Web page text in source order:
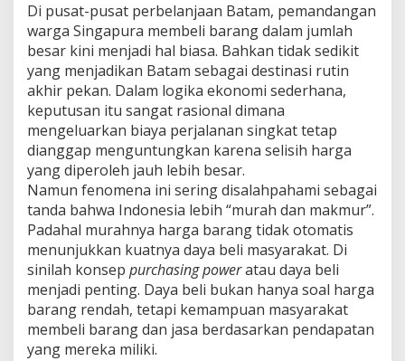
Di pusat-pusat perbelanjaan Batam, pemandangan
warga Singapura membeli barang dalam jumlah
besar kini menjadi hal biasa. Bahkan tidak sedikit
yang menjadikan Batam sebagai destinasi rutin
akhir pekan. Dalam logika ekonomi sederhana,
keputusan itu sangat rasional dimana
mengeluarkan biaya perjalanan singkat tetap
dianggap menguntungkan karena selisih harga
yang diperoleh jauh lebih besar.
Namun fenomena ini sering disalahpahami sebagai
tanda bahwa Indonesia lebih “murah dan makmur”.
Padahal murahnya harga barang tidak otomatis
menunjukkan kuatnya daya beli masyarakat. Di
sinilah konsep purchasing poweratau daya beli
menjadi penting. Daya beli bukan hanya soal harga
barang rendah, tetapi kemampuan masyarakat
membeli barang dan jasa berdasarkan pendapatan
yang mereka miliki.